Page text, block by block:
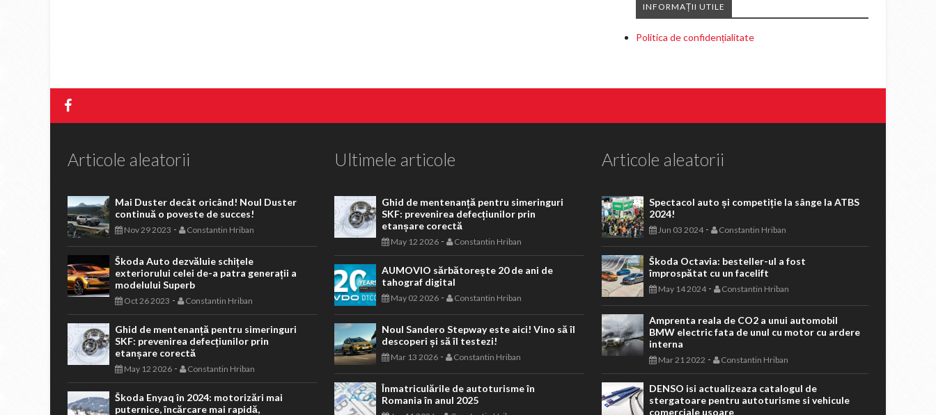
INFORMAȚII UTILE
Politica de confidențialitate
Articole aleatorii
Mai Duster decât oricând! Noul Duster
continuă o poveste de succes!
Nov 29 2023 - Constantin Hriban
Škoda Auto dezvăluie schițele
exteriorului celei de-a patra generații a
modelului Superb
Oct 26 2023 - Constantin Hriban
Ghid de mentenanță pentru simeringuri
SKF: prevenirea defecțiunilor prin
etanșare corectă
May 12 2026 - Constantin Hriban
Škoda Enyaq în 2024: motorizări mai
puternice, încărcare mai rapidă,
Ultimele articole
Ghid de mentenanță pentru simeringuri
SKF: prevenirea defecțiunilor prin
etanșare corectă
May 12 2026 - Constantin Hriban
AUMOVIO sărbătorește 20 de ani de
tahograf digital
May 02 2026 - Constantin Hriban
Noul Sandero Stepway este aici! Vino să îl
descoperi și să îl testezi!
Mar 13 2026 - Constantin Hriban
Înmatriculările de autoturisme în
Romania în anul 2025
Articole aleatorii
Spectacol auto și competiție la sânge la ATBS
2024!
Jun 03 2024- Constantin Hriban
Škoda Octavia: besteller-ul a fost
împrospătat cu un facelift
May 14 2024- Constantin Hriban
Amprenta reala de CO2 a unui automobil
BMW electric fata de unul cu motor cu ardere
interna
Mar 21 2022 - Constantin Hriban
DENSO isi actualizeaza catalogul de
stergatoare pentru autoturisme si vehicule
comerciale usoare